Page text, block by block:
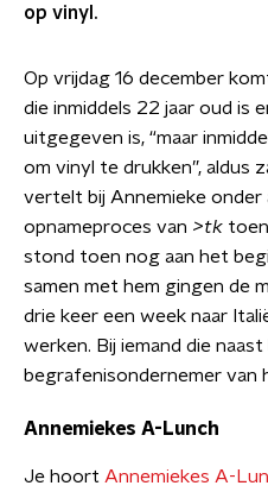
op vinyl.
Op vrijdag 16 december
die inmiddels 22 jaar oud is
uitgegeven is, “maar
om vinyl te drukken”, aldus
vertelt bij Annemieke onder
opnameproces van >tk
stond toen nog aan het
samen met hem gingen de
drie keer een week naar
werken. Bij iemand die
begrafenisondernemer van
Annemiekes A-Lunch
Je hoort Annemiekes A-